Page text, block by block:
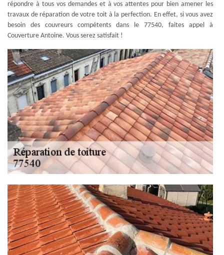
répondre à tous vos demandes et à vos attentes pour bien amener les
travaux de réparation de votre toit à la perfection. En effet, si vous avez
besoin des couvreurs compétents dans le 77540, faites appel à
Couverture Antoine. Vous serez satisfait !